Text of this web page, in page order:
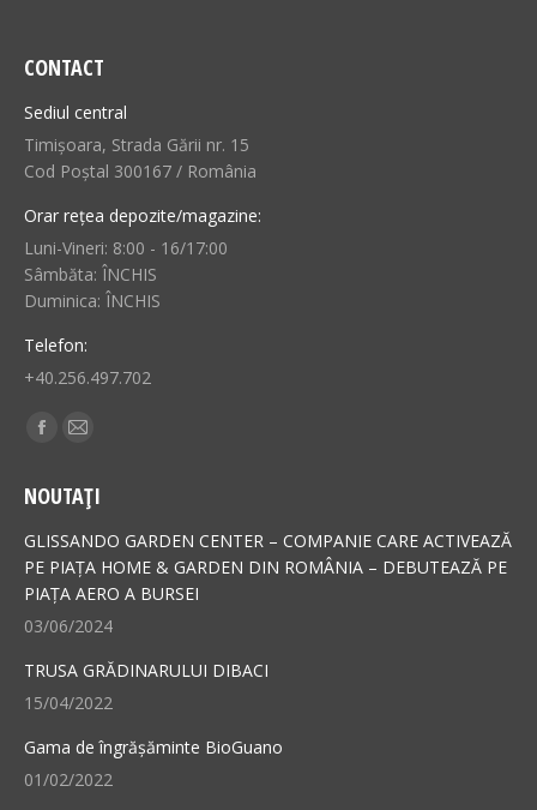
CONTACT
Sediul central
Timișoara, Strada Gării nr. 15
Cod Poștal 300167 / România
Orar rețea depozite/magazine:
Luni-Vineri: 8:00 - 16/17:00
Sâmbăta: ÎNCHIS
Duminica: ÎNCHIS
Telefon:
+40.256.497.702
Find us on:
Facebook
opens
in
new
window
Mail
opens
in
new
window
NOUTAȚI
GLISSANDO GARDEN CENTER – COMPANIE CARE ACTIVEAZĂ
PE PIAȚA HOME & GARDEN DIN ROMÂNIA – DEBUTEAZĂ PE
PIAȚA AERO A BURSEI
03/06/2024
TRUSA GRĂDINARULUI DIBACI
15/04/2022
Gama de îngrășăminte BioGuano
01/02/2022